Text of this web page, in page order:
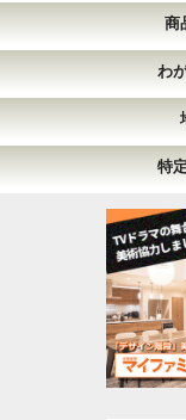
商
わ
特